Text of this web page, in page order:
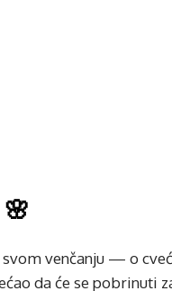
venčanju — o
da će se pobrinuti